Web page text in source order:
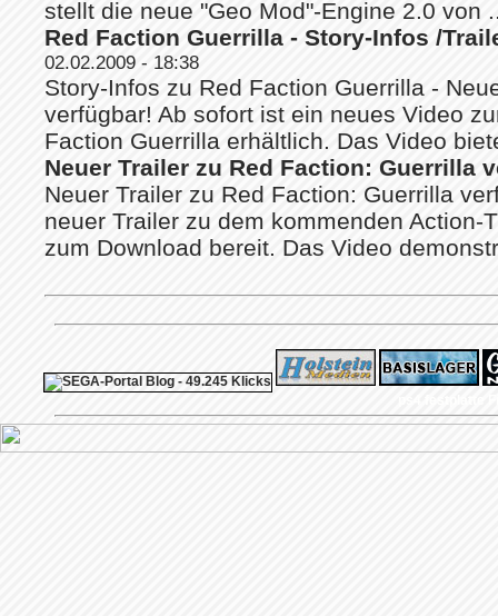
stellt die neue "Geo Mod"-Engine 2.0 von
Red Faction Guerrilla - Story-Infos /
02.02.2009 - 18:38
Story-Infos zu Red Faction Guerrilla -
verfügbar! Ab sofort ist ein neues Video
Faction Guerrilla erhältlich. Das Video
Neuer Trailer zu Red Faction: Guerrilla
Neuer Trailer zu Red Faction: Guerrilla
neuer Trailer zu dem kommenden Action-
zum Download bereit. Das Video